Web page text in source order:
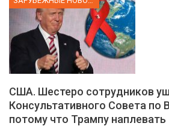
США. Шестеро сотрудников
Консультативного Совета
потому что Трампу наплевать